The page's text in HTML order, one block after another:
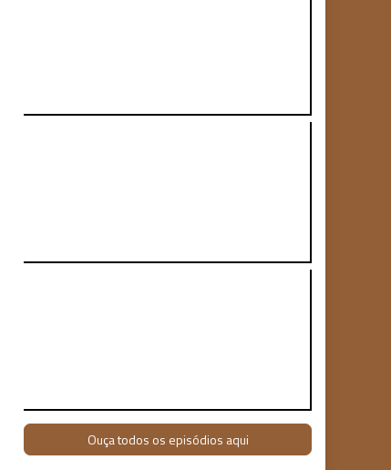
Ouça todos os episódios aqui